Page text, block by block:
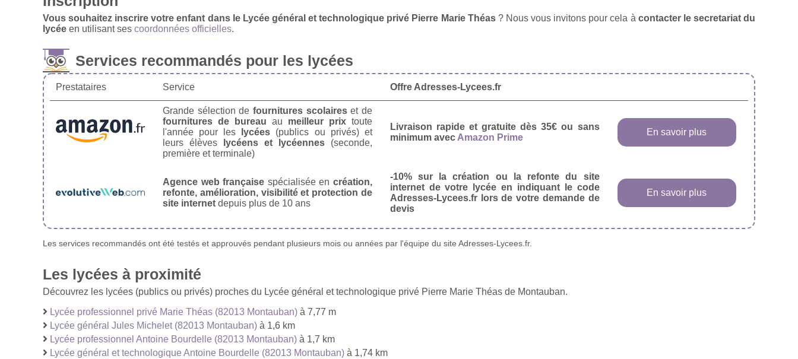
Vous souhaitez inscrire votre enfant dans le Lycée général et technologique privé Pierre Marie Théas? Nous vous invitons pour cela à contacter le secretariat du
lycée en utilisant ses coordonnées officielles.
Services recommandés pour les lycées
Prestataires Service Offre Adresses-Lycees.fr
Grande sélection de fournitures scolaireset de
fournitures de bureau au meilleur prixtoute
l'année pour les
lycées (publics ou privés) et
leurs élèves
lycéens et lycéennes(seconde,
première et terminale)
Livraison rapide et gratuite dès 35€ ou sans
minimum avec Amazon Prime
En savoir plus
Agence web française spécialisée en création,
refonte, amélioration, visibilité et protection de
site internet depuis plus de 10 ans
-10% sur la création ou la refonte du site
internet de votre lycée en indiquant le code
Adresses-Lycees.fr lors de votre demande de
devis
En savoir plus
Les services recommandés ont été testés et approuvés pendant plusieurs mois ou années par l'équipe du site Adresses-Lycees.fr.
Les lycées à proximité
Découvrez les lycées (publics ou privés) proches du Lycée général et technologique privé Pierre Marie Théas de Montauban.
Lycée professionnel privé Marie Théas (82013 Montauban) à 7,77 m
Lycée général Jules Michelet (82013 Montauban) à 1,6 km
Lycée professionnel Antoine Bourdelle (82013 Montauban) à 1,7 km
Lycée général et technologique Antoine Bourdelle (82013 Montauban) à 1,74 km